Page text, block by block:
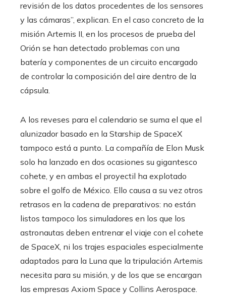
revisión de los datos procedentes de los sensores
y las cámaras”, explican. En el caso concreto de la
misión Artemis II, en los procesos de prueba del
Orión se han detectado problemas con una
batería y componentes de un circuito encargado
de controlar la composición del aire dentro de la
cápsula.
A los reveses para el calendario se suma el que el
alunizador basado en la Starship de SpaceX
tampoco está a punto. La compañía de Elon Musk
solo ha lanzado en dos ocasiones su gigantesco
cohete, y en ambas el proyectil ha explotado
sobre el golfo de México. Ello causa a su vez otros
retrasos en la cadena de preparativos: no están
listos tampoco los simuladores en los que los
astronautas deben entrenar el viaje con el cohete
de SpaceX, ni los trajes espaciales especialmente
adaptados para la Luna que la tripulación Artemis
necesita para su misión, y de los que se encargan
las empresas Axiom Space y Collins Aerospace.